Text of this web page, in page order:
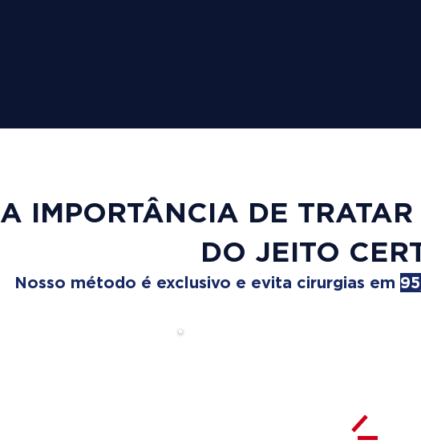
A IMPORTÂNCIA DE
DO JEITO
Nosso método é exclusivo e evita cirurgias em